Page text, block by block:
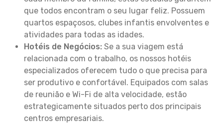
que todos encontram o seu lugar feliz. Possuem
quartos espaçosos, clubes infantis envolventes e
atividades para todas as idades.
Hotéis de Negócios: Se a sua viagem está
relacionada com o trabalho, os nossos hotéis
especializados oferecem tudo o que precisa para
ser produtivo e confortável. Equipados com salas
de reunião e Wi-Fi de alta velocidade, estão
estrategicamente situados perto dos principais
centros empresariais.